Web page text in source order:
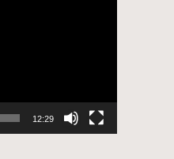
12:29